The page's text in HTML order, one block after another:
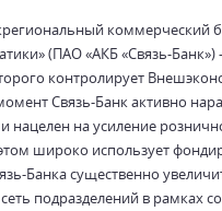
коммерческий
(ПАО «АКБ «Связь-
контролирует
Связь-Банк активно
нацелен на усиление
широко использует
Банка существенно
подразделений в рамках